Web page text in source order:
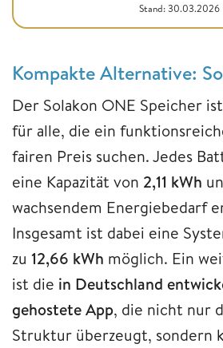
Stand: 30.03.2026
Kompakte Alternative:
Der Solakon ONE Speicher
für alle, die ein
fairen Preis suchen. Jedes
eine Kapazität von 2,11 kWh
wachsendem Energiebedarf
Insgesamt ist dabei eine
zu 12,66 kWh möglich. Ein
ist die in Deutschland
gehostete App, die nicht nur
Struktur überzeugt, sondern